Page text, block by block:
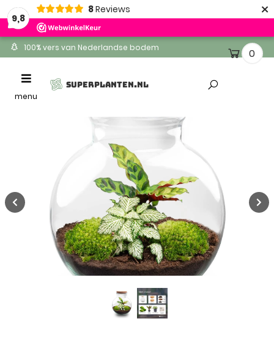
9,8
8Reviews ×
100% vers van Nederlandse bodem
Altijd gratis levering
Toggle
navigation
menu
SUPERPLANTEN.NL
0